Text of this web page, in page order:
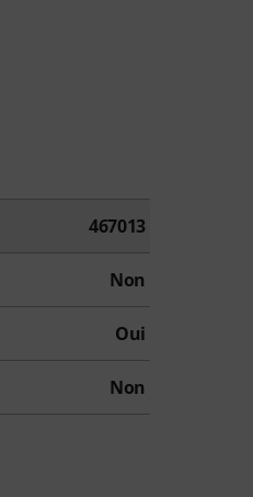
467013
Non
Oui
Non